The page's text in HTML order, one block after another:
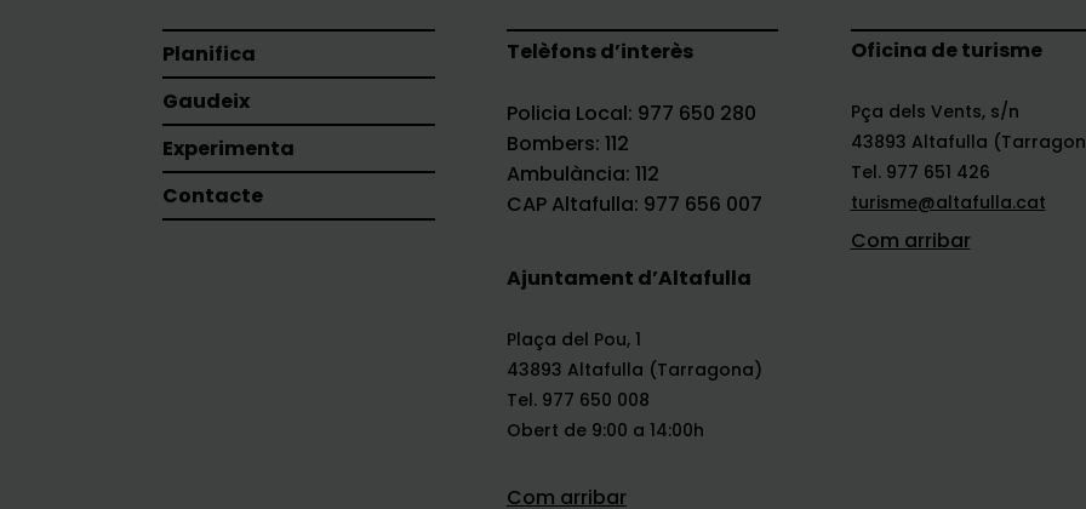
Planifica
Gaudeix
Experimenta
Contacte
Telèfons d’interès
Policia Local: 977 650 280
Bombers: 112
Ambulància: 112
CAP Altafulla: 977 656 007
Ajuntament d’Altafulla
Plaça del Pou, 1
43893 Altafulla (Tarragona)
Tel. 977 650 008
Obert de 9:00 a 14:00h
Com arribar
Oficina de turisme
Pça dels Vents, s/n
43893 Altafulla
Tel. 977 651 426
turisme@altafulla.cat
Com arribar